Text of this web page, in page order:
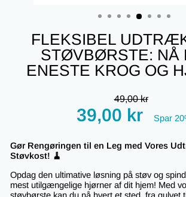
FLEKSIBEL
STØVBØRSTE: NÅ
ENESTE KROG OG
Regular
49,00 kr
Tilbudspris
39,00 kr Spar
Gør Rengøringen til en Leg med Vores
Støvkost! 🧹
Opdag den ultimative løsning på støv og
mest utilgængelige hjørner af dit hjem! Med